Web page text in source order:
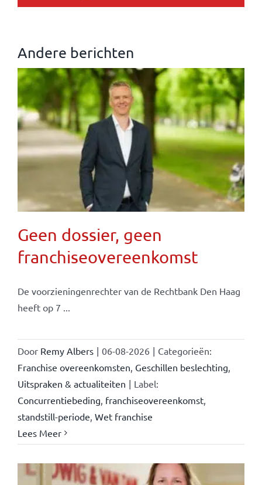
Andere berichten
Geen dossier, geen
franchiseovereenkomst
De voorzieningenrechter van de Rechtbank Den Haag
heeft op 7 ...
Door Remy Albers | 06-08-2026 | Categorieën:
Franchise overeenkomsten, Geschillen beslechting,
Uitspraken & actualiteiten | Label:
Concurrentiebeding, franchiseovereenkomst,
standstill-periode, Wet franchise
Lees Meer